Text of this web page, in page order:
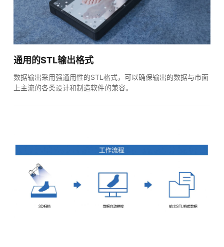
通用的STL输出格式
数据输出采用强通用性的STL格式，可以确保输出的数据与市面
上主流的各类设计和制造软件的兼容。